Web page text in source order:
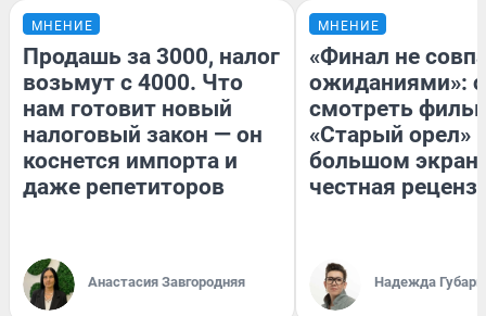
МНЕНИЕ
Продашь за 3000, налог
возьмут с 4000. Что
нам готовит новый
налоговый закон — он
коснется импорта и
даже репетиторов
Анастасия Завгородняя
МНЕНИЕ
«Финал не
ожиданиями»:
смотреть
«Старый орел»
большом
честная
Надежда Губарь